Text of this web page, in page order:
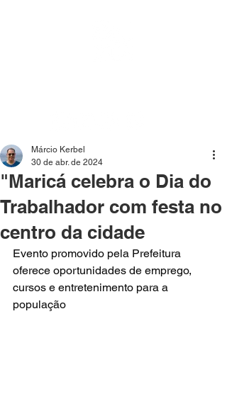
"Maricá celebra o Dia do
Trabalhador com festa no
centro da cidade
Márcio Kerbel
30 de abr. de 2024
Evento promovido pela Prefeitura
oferece oportunidades de emprego,
cursos e entretenimento para a
população